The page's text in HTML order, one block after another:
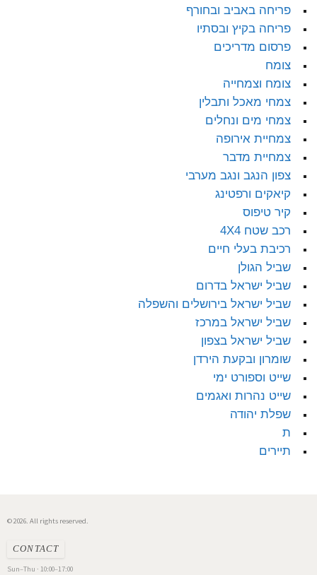
פריחה באביב ובחורף
פריחה בקיץ ובסתיו
פרסום מדריכים
צומח
צומח וצמחייה
צמחי מאכל ותבלין
צמחי מים ונחלים
צמחיית אירופה
צמחיית מדבר
צפון הנגב ונגב מערבי
קיאקים ורפטינג
קיר טיפוס
רכב שטח 4X4
רכיבת בעלי חיים
שביל הגולן
שביל ישראל בדרום
שביל ישראל בירושלים והשפלה
שביל ישראל במרכז
שביל ישראל בצפון
שומרון ובקעת הירדן
שייט וספורט ימי
שייט נהרות ואגמים
שפלת יהודה
ת
תיירים
© 2026. All rights reserved.
CONTACT
Sun–Thu · 10:00–17:00